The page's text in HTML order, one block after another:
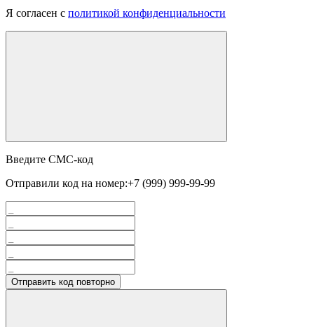
Я согласен с политикой конфиденциальности
Введите СМС-код
Отправили код на номер:+7 (999) 999-99-99
Отправить код повторно